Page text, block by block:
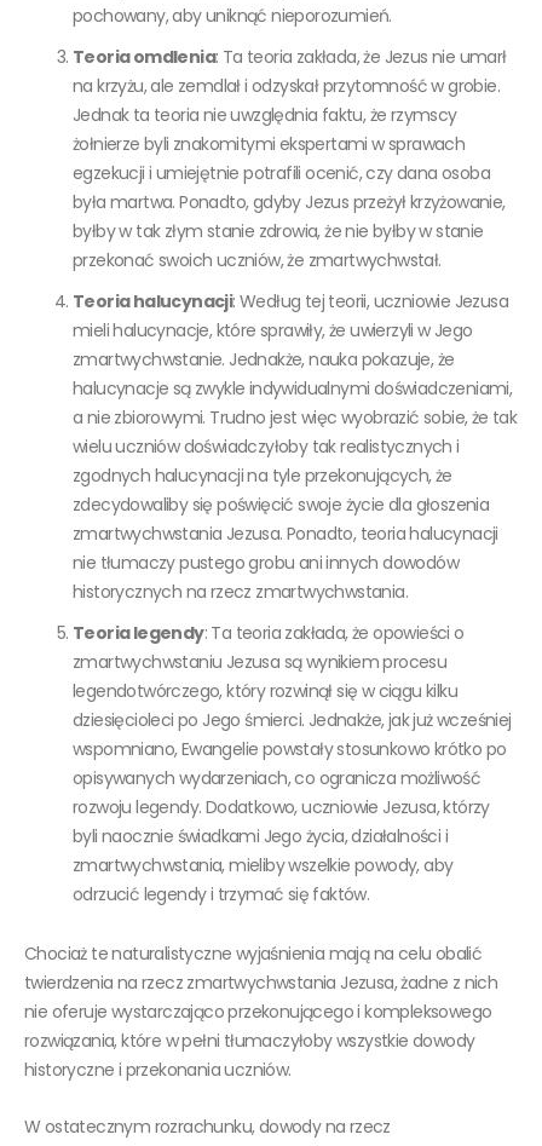
pochowany, aby uniknąć nieporozumień.
Teoria omdlenia: Ta teoria zakłada, że Jezus nie umarł
na krzyżu, ale zemdlał i odzyskał przytomność w grobie.
Jednak ta teoria nie uwzględnia faktu, że rzymscy
żołnierze byli znakomitymi ekspertami w sprawach
egzekucji i umiejętnie potrafili ocenić, czy dana osoba
była martwa. Ponadto, gdyby Jezus przeżył krzyżowanie,
byłby w tak złym stanie zdrowia, że nie byłby w stanie
przekonać swoich uczniów, że zmartwychwstał.
Teoria halucynacji: Według tej teorii, uczniowie Jezusa
mieli halucynacje, które sprawiły, że uwierzyli w Jego
zmartwychwstanie. Jednakże, nauka pokazuje, że
halucynacje są zwykle indywidualnymi doświadczeniami,
a nie zbiorowymi. Trudno jest więc wyobrazić sobie, że tak
wielu uczniów doświadczyłoby tak realistycznych i
zgodnych halucynacji na tyle przekonujących, że
zdecydowaliby się poświęcić swoje życie dla głoszenia
zmartwychwstania Jezusa. Ponadto, teoria halucynacji
nie tłumaczy pustego grobu ani innych dowodów
historycznych na rzecz zmartwychwstania.
Teoria legendy: Ta teoria zakłada, że opowieści o
zmartwychwstaniu Jezusa są wynikiem procesu
legendotwórczego, który rozwinął się w ciągu kilku
dziesięcioleci po Jego śmierci. Jednakże, jak już wcześniej
wspomniano, Ewangelie powstały stosunkowo krótko po
opisywanych wydarzeniach, co ogranicza możliwość
rozwoju legendy. Dodatkowo, uczniowie Jezusa, którzy
byli naocznie świadkami Jego życia, działalności i
zmartwychwstania, mieliby wszelkie powody, aby
odrzucić legendy i trzymać się faktów.
Chociaż te naturalistyczne wyjaśnienia mają na celu obalić
twierdzenia na rzecz zmartwychwstania Jezusa, żadne z nich
nie oferuje wystarczająco przekonującego i kompleksowego
rozwiązania, które w pełni tłumaczyłoby wszystkie dowody
historyczne i przekonania uczniów.
W ostatecznym rozrachunku, dowody na rzecz